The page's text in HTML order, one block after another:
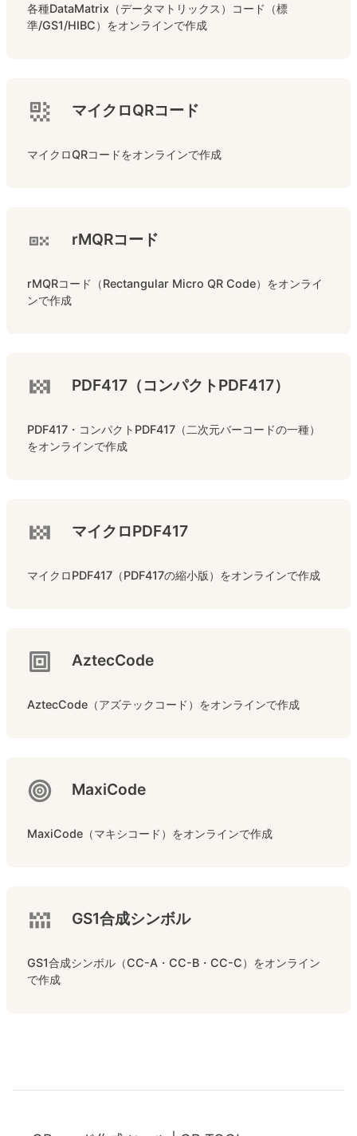
各種DataMatrix（データマトリックス）コード（標
準/GS1/HIBC）をオンラインで作成
マイクロQRコード
マイクロQRコードをオンラインで作成
rMQRコード
rMQRコード（Rectangular Micro QR Code）をオンライ
ンで作成
PDF417（コンパクトPDF417）
PDF417・コンパクトPDF417（二次元バーコードの一種）
をオンラインで作成
マイクロPDF417
マイクロPDF417（PDF417の縮小版）をオンラインで作成
AztecCode
AztecCode（アズテックコード）をオンラインで作成
MaxiCode
MaxiCode（マキシコード）をオンラインで作成
GS1合成シンボル
GS1合成シンボル（CC-A・CC-B・CC-C）をオンライン
で作成